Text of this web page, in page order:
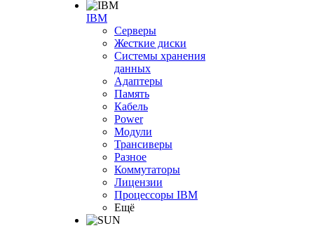
IBM
Серверы
Жесткие диски
Системы хранения
данных
Адаптеры
Память
Кабель
Power
Модули
Трансиверы
Разное
Коммутаторы
Лицензии
Процессоры IBM
Ещё